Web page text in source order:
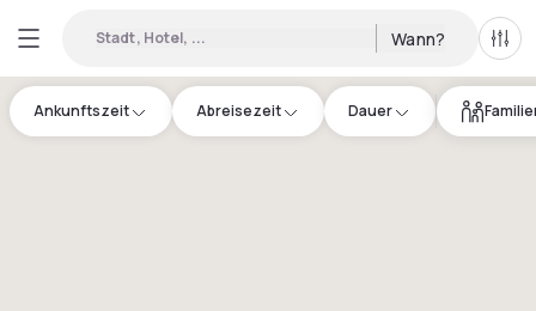
Stadt, Hotel, ... Wann? Alle
Ankunftszeit Abreisezeit Dauer